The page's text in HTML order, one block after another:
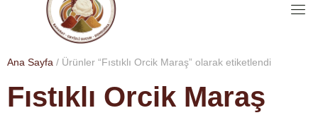
Ana Sayfa / Ürünler “Fıstıklı Orcik Maraş” olarak etiketlendi
Fıstıklı Orcik Maraş